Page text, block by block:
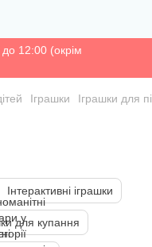
12:00 (окрім
Іграшки Іграшки для
Інтерактивні іграшки
для купання